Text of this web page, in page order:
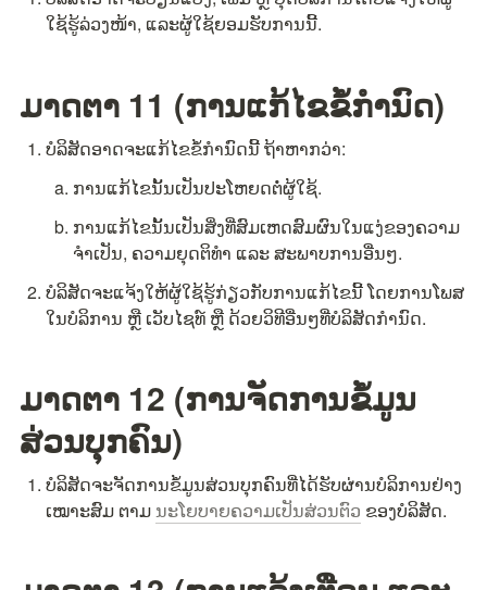
ໃຊ້ຮູ້ລ່ວງໜ້າ, ແລະຜູ້ໃຊ້ຍອມຮັບການນີ້.
ມາດຕາ 11 (ການແກ້ໄຂຂໍ້ກຳນົດ)
ບໍລິສັດອາດຈະແກ້ໄຂຂໍ້ກຳນົດນີ້ ຖ້າຫາກວ່າ:
ການແກ້ໄຂນັ້ນເປັນປະໂຫຍດຕໍ່ຜູ້ໃຊ້.
ການແກ້ໄຂນັ້ນເປັນສິ່ງທີ່ສົມເຫດສົມຜົນໃນແງ່ຂອງຄວາມ
ຈຳເປັນ, ຄວາມຍຸດຕິທຳ ແລະ ສະພາບການອື່ນໆ.
ບໍລິສັດຈະແຈ້ງໃຫ້ຜູ້ໃຊ້ຮູ້ກ່ຽວກັບການແກ້ໄຂນີ້ ໂດຍການໂພສ
ໃນບໍລິການ ຫຼື ເວັບໄຊທ໌ ຫຼື ດ້ວຍວິທີອື່ນໆທີ່ບໍລິສັດກຳນົດ.
ມາດຕາ 12 (ການຈັດການຂໍ້ມູນ
ສ່ວນບຸກຄົນ)
ບໍລິສັດຈະຈັດການຂໍ້ມູນສ່ວນບຸກຄົນທີ່ໄດ້ຮັບຜ່ານບໍລິການຢ່າງ
ເໝາະສົມ ຕາມ ນະໂຍບາຍຄວາມເປັນສ່ວນຕົວ ຂອງບໍລິສັດ.